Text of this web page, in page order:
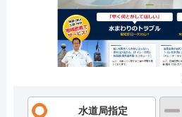
水道局指定